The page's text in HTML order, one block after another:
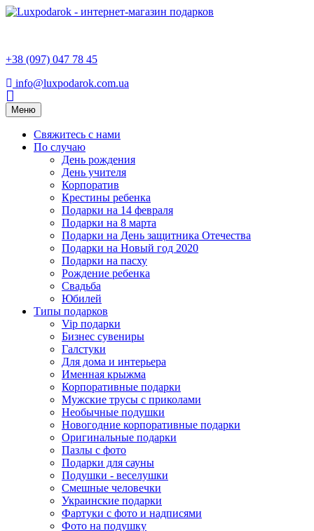
+38 (097) 047 78 45
info@luxpodarok.com.ua
Toggle
navigation
Меню
Свяжитесь с нами
По случаю
День рождения
День учителя
Корпоратив
Крестины ребенка
Подарки на 14 февраля
Подарки на 8 марта
Подарки на День защитника Отечества
Подарки на Новый год 2020
Подарки на пасху
Рождение ребенка
Свадьба
Юбилей
Типы подарков
Vip подарки
Бизнес сувениры
Галстуки
Для дома и интерьера
Именная крыжма
Корпоративные подарки
Мужские трусы с приколами
Необычные подушки
Новогодние корпоративные подарки
Оригинальные подарки
Пазлы с фото
Подарки для сауны
Подушки - веселушки
Смешные человечки
Украинские подарки
Фартуки с фото и надписями
Фото на подушку